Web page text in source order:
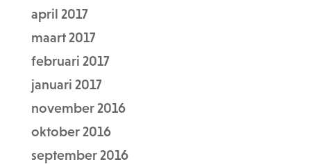
april 2017
maart 2017
februari 2017
januari 2017
november 2016
oktober 2016
september 2016